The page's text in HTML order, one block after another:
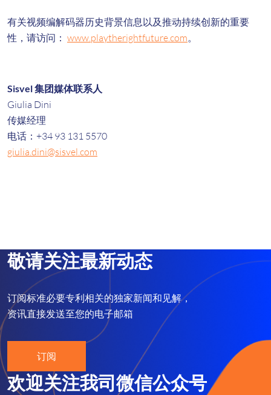
有关视频编解码器历史背景信息以及推动持续创新的重要
性，请访问： www.playtherightfuture.com。
Sisvel 集团媒体联系人
Giulia Dini
传媒经理
电话：+34 93 131 5570
giulia.dini@sisvel.com
敬请关注最新动态
订阅标准必要专利相关的独家新闻和见解，
资讯直接发送至您的电子邮箱
订阅
欢迎关注我司微信公众号